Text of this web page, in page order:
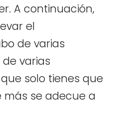
A continuación,
el
de varias
varias
solo tienes que
más se adecue a